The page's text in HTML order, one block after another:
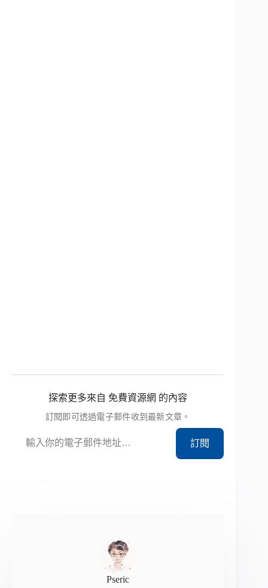
探索更多來自 免費資源網 的內容
訂閱即可透過電子郵件收到最新文章。
訂閱
Pseric